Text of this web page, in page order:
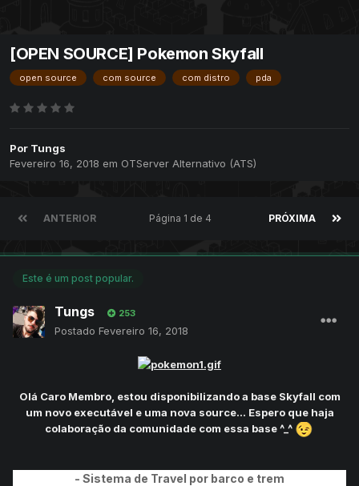
[OPEN SOURCE] Pokemon Skyfall
open source com source com distro pda
Por Tungs
Fevereiro 16, 2018 em OTServer Alternativo (ATS)
ANTERIOR PRÓXIMA
Página 1 de 4
Este é um post popular.
Tungs 253
Postado Fevereiro 16, 2018
Olá Caro Membro, estou disponibilizando a base Skyfall com
um novo executável e uma nova source... Espero que haja
colaboração da comunidade com essa base ^_^
- Sistema de Travel por barco e trem